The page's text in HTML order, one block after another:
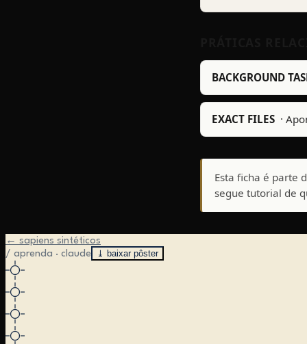
BACKGROUND
EXACT FILES ·
Esta ficha é parte
segue tutorial de
← sapiens sintéticos
/ aprenda · claude
⤓ baixar pôster